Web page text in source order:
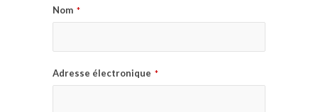
Nom *
Adresse électronique *